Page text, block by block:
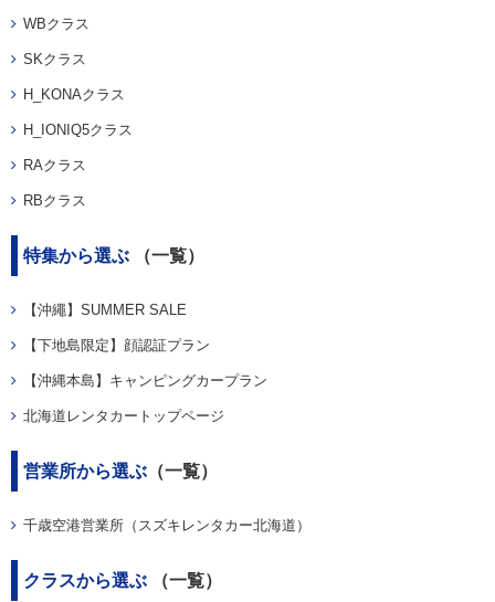
WBクラス
SKクラス
H_KONAクラス
H_IONIQ5クラス
RAクラス
RBクラス
特集から選ぶ （一覧）
【沖繩】SUMMER SALE
【下地島限定】顔認証プラン
【沖縄本島】キャンピングカープラン
北海道レンタカートップページ
営業所から選ぶ （一覧）
千歳空港営業所（スズキレンタカー北海道）
クラスから選ぶ （一覧）